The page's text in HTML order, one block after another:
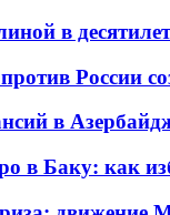
в
России
в
в Баку: как